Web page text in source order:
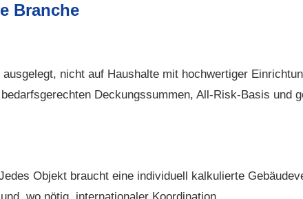
Branche
nicht auf Haushalte mit hochwertiger
Deckungs­summen, All-Risk-Basis und
Objekt braucht eine individuell kalkulierte
wo nötig, internationaler Koordination.